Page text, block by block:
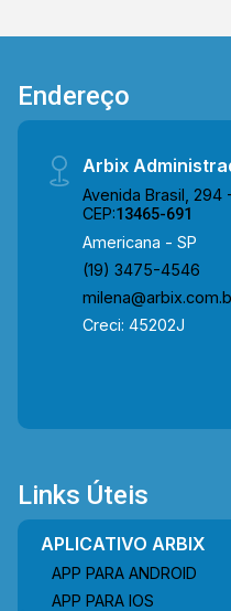
busca visibilidade,
salas com sacada,
lavabo; 04 vagas de
cobertas. *Aceita financiamento. *Aceita
de Cillo e Rua
com conveniências
Quiero Café, o
e Telefone: (19) 3475-4546 ARBIX
Presente em cada
Endereço
Arbix
Avenida Brasil, 294
CEP:13465-691
Americana - SP
(19) 3475-4546
Creci: 45202J
Links Úteis
APLICATIVO ARBIX
APP PARA ANDROID
APP PARA IOS